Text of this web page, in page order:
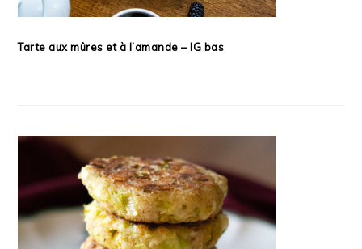
Tarte aux mûres et à l’amande – IG bas